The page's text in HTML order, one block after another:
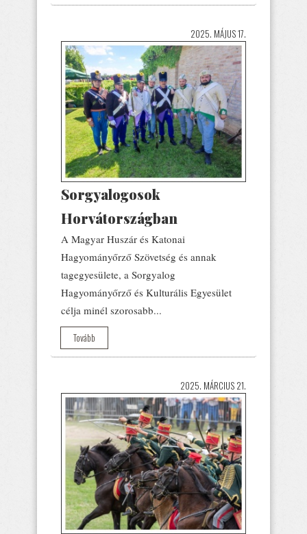
2025. MÁJUS 17.
Sorgyalogosok
Horvátországban
A Magyar Huszár és Katonai
Hagyományőrző Szövetség és annak
tagegyesülete, a Sorgyalog
Hagyományőrző és Kulturális Egyesület
célja minél szorosabb...
Tovább
2025. MÁRCIUS 21.